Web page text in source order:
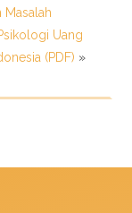
Masalah
Uang
(PDF) »